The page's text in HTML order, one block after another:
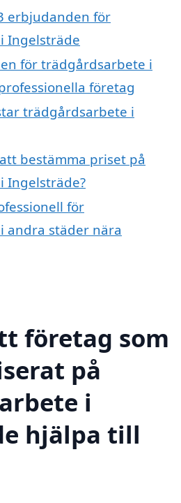
erbjudanden för
Ingelsträde
för trädgårdsarbete i
företag
trädgårdsarbete i
bestämma priset på
Ingelsträde?
för
andra städer nära
företag som
på
i
hjälpa till